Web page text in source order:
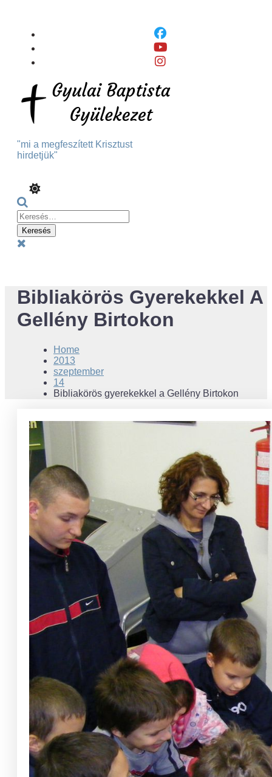
Content
"mi a megfeszített Krisztust
hirdetjük"
Keresés:
Bibliakörös Gyerekekkel A
Gellény Birtokon
Home
2013
szeptember
14
Bibliakörös gyerekekkel a Gellény Birtokon